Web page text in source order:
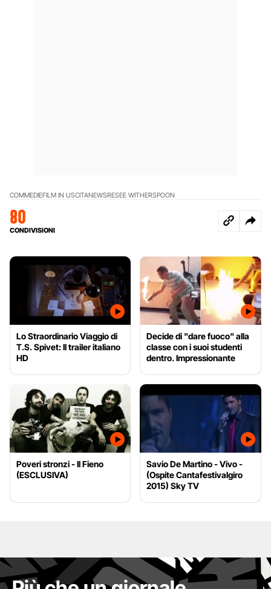
COMMEDIEFILM IN USCITANEWSRESEE WITHERSPOON
80
CONDIVISIONI
Lo Straordinario Viaggio di
T.S. Spivet: Il trailer italiano
HD
Decide di "dare fuoco" alla
classe con i suoi studenti
dentro. Impressionante
Poveri stronzi - Il Fieno
(ESCLUSIVA)
Savio De Martino - Vivo -
(Ospite Cantafestivalgiro
2015) Sky TV